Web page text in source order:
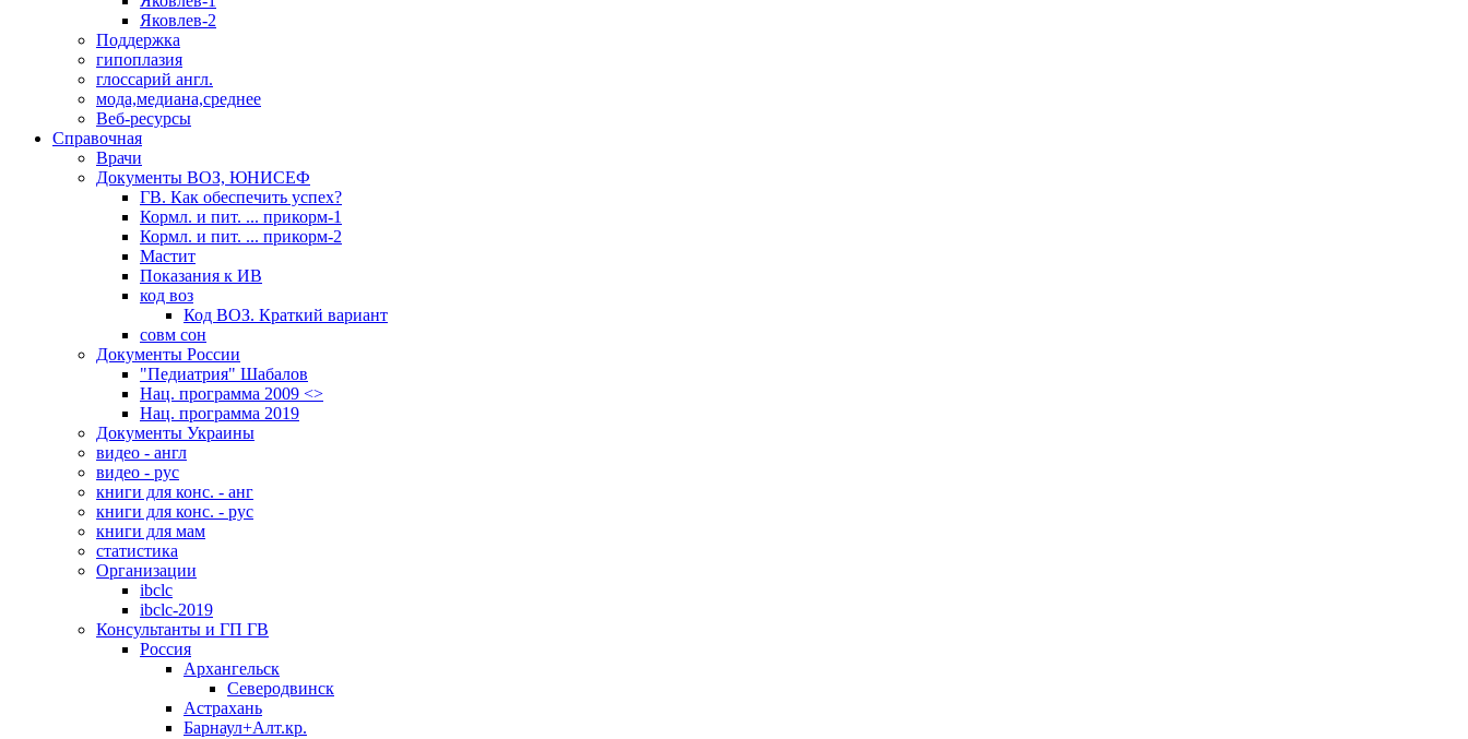
Яковлев-2
Поддержка
гипоплазия
глоссарий англ.
мода,медиана,среднее
Веб-ресурсы
Справочная
Врачи
Документы ВОЗ, ЮНИСЕФ
ГВ. Как обеспечить успех?
Кормл. и пит. ... прикорм-1
Кормл. и пит. ... прикорм-2
Мастит
Показания к ИВ
код воз
Код ВОЗ. Краткий вариант
совм сон
Документы России
"Педиатрия" Шабалов
Нац. программа 2009 <>
Нац. программа 2019
Документы Украины
видео - англ
видео - рус
книги для конс. - анг
книги для конс. - рус
книги для мам
статистика
Организации
ibclc
ibclc-2019
Консультанты и ГП ГВ
Россия
Архангельск
Северодвинск
Астрахань
Барнаул+Алт.кр.